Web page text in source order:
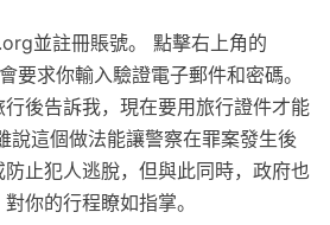
並註冊賬號。 點擊右上角的
要求你輸入驗證電子郵件和密碼。
後告訴我，現在要用旅行證件才能
說這個做法能讓警察在罪案發生後
止犯人逃脫，但與此同時，政府也
你的行程瞭如指掌。